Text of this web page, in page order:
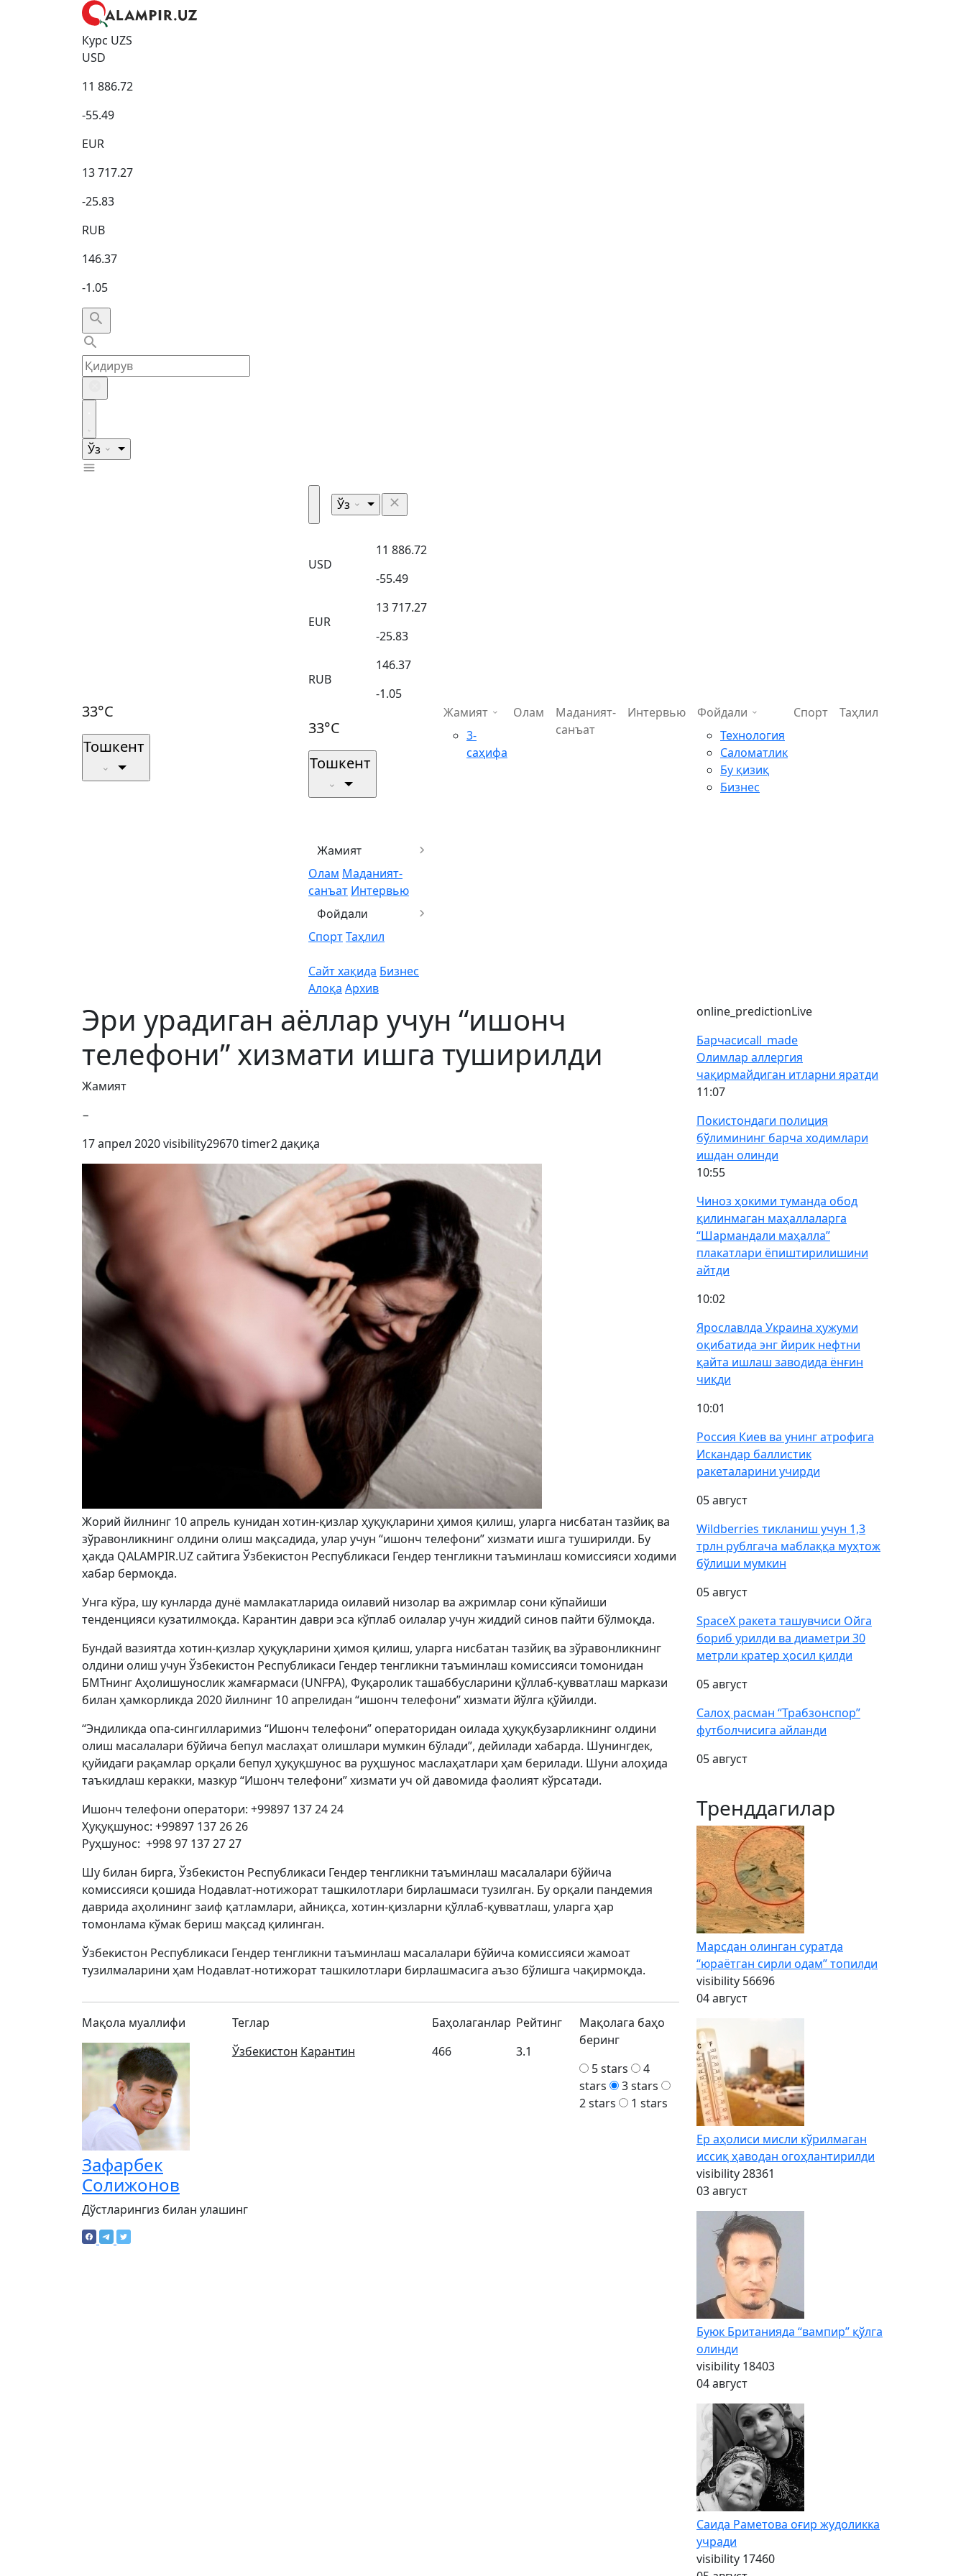
Курс UZS
USD
11 886.72
-55.49
EUR
13 717.27
-25.83
RUB
146.37
-1.05
Ўз
33°C
Тошкент
Ўз
USD
11 886.72
-55.49
EUR
13 717.27
-25.83
RUB
146.37
-1.05
33°C
Тошкент
Жамият
Олам Маданият-
санъат Интервью
Фойдали
СпортТаҳлил
Сайт хақида Бизнес
Алоқа Архив
Жамият
3-
саҳифа
Олам
Маданият-
санъат
Интервью
Фойдали
Технология
Саломатлик
Бу қизиқ
Бизнес
Спорт Таҳлил
Эри урадиган аёллар учун “ишонч
телефони” хизмати ишга туширилди
Жамият
−
17 апрел 2020visibility29670timer2 дақиқа
Жорий йилнинг 10 апрель кунидан хотин-қизлар ҳуқуқларини ҳимоя қилиш, уларга нисбатан тазйиқ ва
зўравонликнинг олдини олиш мақсадида, улар учун “ишонч телефони” хизмати ишга туширилди. Бу
ҳақда QALAMPIR.UZ сайтига Ўзбекистон Республикаси Гендер тенгликни таъминлаш комиссияси ходими
хабар бермоқда.
Унга кўра, шу кунларда дунё мамлакатларида оилавий низолар ва ажримлар сони кўпайиши
тенденцияси кузатилмоқда. Карантин даври эса кўплаб оилалар учун жиддий синов пайти бўлмоқда.
Бундай вазиятда хотин-қизлар ҳуқуқларини ҳимоя қилиш, уларга нисбатан тазйиқ ва зўравонликнинг
олдини олиш учун Ўзбекистон Республикаси Гендер тенгликни таъминлаш комиссияси томонидан
БМТнинг Аҳолишунослик жамғармаси (UNFPA), Фуқаролик ташаббусларини қўллаб-қувватлаш маркази
билан ҳамкорликда 2020 йилнинг 10 апрелидан “ишонч телефони” хизмати йўлга қўйилди.
“Эндиликда опа-сингилларимиз “Ишонч телефони” операторидан оилада ҳуқуқбузарликнинг олдини
олиш масалалари бўйича бепул маслаҳат олишлари мумкин бўлади”, дейилади хабарда. Шунингдек,
қуйидаги рақамлар орқали бепул ҳуқуқшунос ва руҳшунос маслаҳатлари ҳам берилади. Шуни алоҳида
таъкидлаш керакки, мазкур “Ишонч телефони” хизмати уч ой давомида фаолият кўрсатади.
Ишонч телефони оператори: +99897 137 24 24
Ҳуқуқшунос: +99897 137 26 26
Руҳшунос: +998 97 137 27 27
Шу билан бирга, Ўзбекистон Республикаси Гендер тенгликни таъминлаш масалалари бўйича
комиссияси қошида Нодавлат-нотижорат ташкилотлари бирлашмаси тузилган. Бу орқали пандемия
даврида аҳолининг заиф қатламлари, айниқса, хотин-қизларни қўллаб-қувватлаш, уларга ҳар
томонлама кўмак бериш мақсад қилинган.
Ўзбекистон Республикаси Гендер тенгликни таъминлаш масалалари бўйича комиссияси жамоат
тузилмаларини ҳам Нодавлат-нотижорат ташкилотлари бирлашмасига аъзо бўлишга чақирмоқда.
Мақола муаллифи
Зафарбек
Солижонов
Теглар
Ўзбекистон Карантин
Баҳолаганлар
466
Рейтинг
3.1
Мақолага баҳо
беринг
5 stars
4
stars
3 stars
2 stars
1 stars
Дўстларингиз билан улашинг
online_predictionLive
Барчасиcall_made
Олимлар аллергия
чақирмайдиган итларни яратди
11:07
Покистондаги полиция
бўлимининг барча ходимлари
ишдан олинди
10:55
Чиноз ҳокими туманда обод
қилинмаган маҳаллаларга
“Шармандали маҳалла”
плакатлари ёпиштирилишини
айтди
10:02
Ярославлда Украина ҳужуми
оқибатида энг йирик нефтни
қайта ишлаш заводида ёнғин
чиқди
10:01
Россия Киев ва унинг атрофига
Искандар баллистик
ракеталарини учирди
05 август
Wildberries тикланиш учун 1,3
трлн рублгача маблаққа муҳтож
бўлиши мумкин
05 август
SpaceX ракета ташувчиси Ойга
бориб урилди ва диаметри 30
метрли кратер ҳосил қилди
05 август
Салоҳ расман “Трабзонспор”
футболчисига айланди
05 август
Тренддагилар
Марсдан олинган суратда
“юраётган сирли одам” топилди
visibility 56696
04 август
Ер аҳолиси мисли кўрилмаган
иссиқ ҳаводан огоҳлантирилди
visibility28361
03 август
Буюк Британияда “вампир” қўлга
олинди
visibility 18403
04 август
Саида Раметова оғир жудоликка
учради
visibility 17460